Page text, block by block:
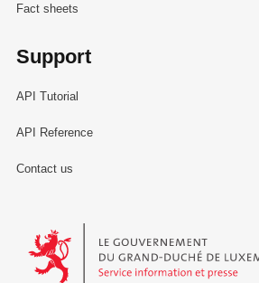
Fact sheets
Support
API Tutorial
API Reference
Contact us
Le Gouvernement du Grand-Duché de